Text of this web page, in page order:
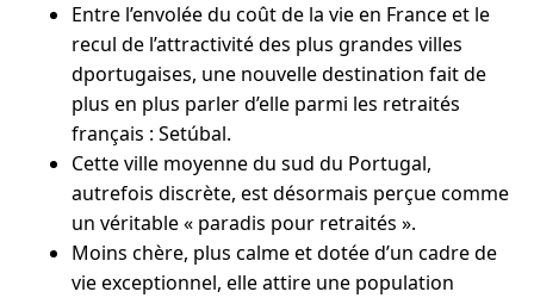
Entre l’envolée du coût de la vie en France et le
recul de l’attractivité des plus grandes villes
dportugaises, une nouvelle destination fait de
plus en plus parler d’elle parmi les retraités
français : Setúbal.
Cette ville moyenne du sud du Portugal,
autrefois discrète, est désormais perçue comme
un véritable « paradis pour retraités ».
Moins chère, plus calme et dotée d’un cadre de
vie exceptionnel, elle attire une population